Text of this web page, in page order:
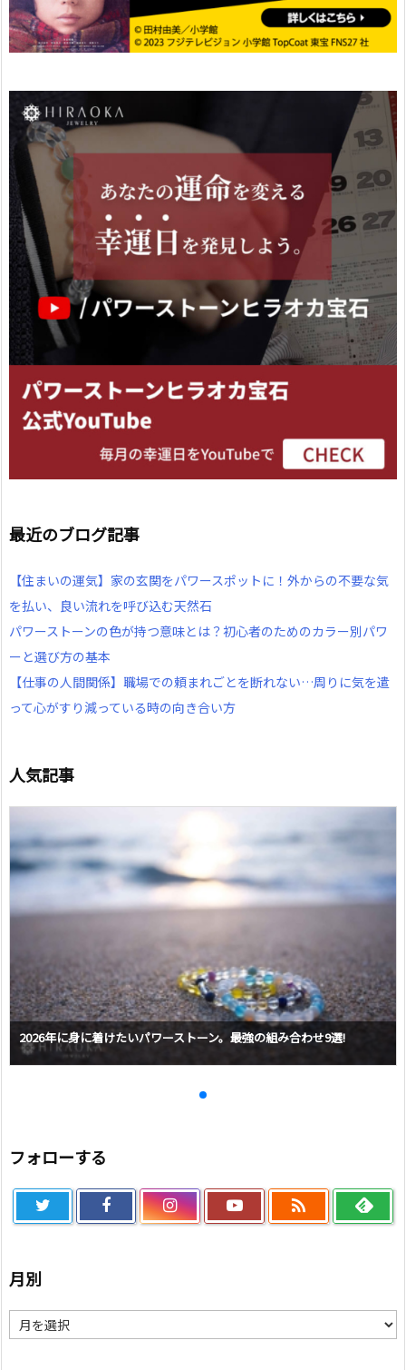
最近のブログ記事
【住まいの運気】家の玄関をパワースポットに！外からの不要な気
を払い、良い流れを呼び込む天然石
パワーストーンの色が持つ意味とは？初心者のためのカラー別パワ
ーと選び方の基本
【仕事の人間関係】職場での頼まれごとを断れない…周りに気を遣
って心がすり減っている時の向き合い方
人気記事
2026年に身に着けたいパワーストーン。最強の組み合わせ9選!
フォローする

月別
別